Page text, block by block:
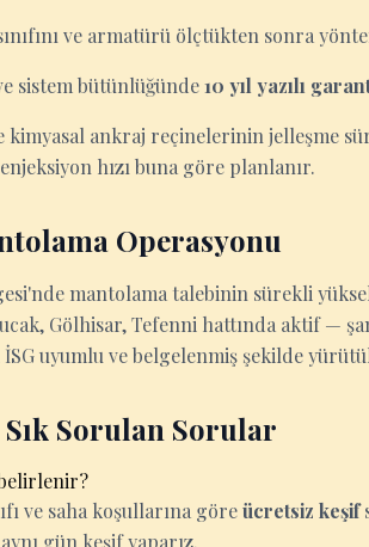
ve armatürü ölçtükten sonra
sistem bütünlüğünde10 yıl yazılı
kimyasal ankraj reçinelerinin jelleşme
hızı buna göre planlanır.
Operasyonu
mantolama talebinin sürekli
Gölhisar, Tefenni hattında aktif —
uyumlu ve belgelenmiş şekilde
Sorulan Sorular
ve saha koşullarına göreücretsiz keşif
gün keşif yaparız.